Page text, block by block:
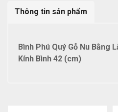
Thông tin sản phẩm
Bình Phú Quý Gỗ Nu Bằng
Kính Bình 42 (cm)